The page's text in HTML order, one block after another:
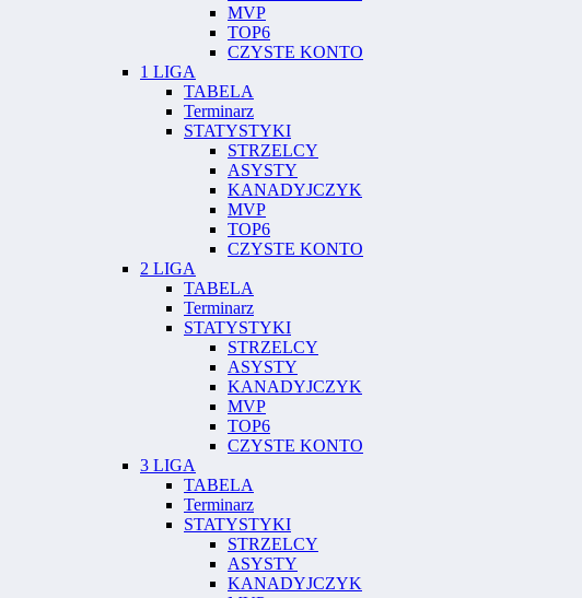
MVP
TOP6
CZYSTE KONTO
1 LIGA
TABELA
Terminarz
STATYSTYKI
STRZELCY
ASYSTY
KANADYJCZYK
MVP
TOP6
CZYSTE KONTO
2 LIGA
TABELA
Terminarz
STATYSTYKI
STRZELCY
ASYSTY
KANADYJCZYK
MVP
TOP6
CZYSTE KONTO
3 LIGA
TABELA
Terminarz
STATYSTYKI
STRZELCY
ASYSTY
KANADYJCZYK